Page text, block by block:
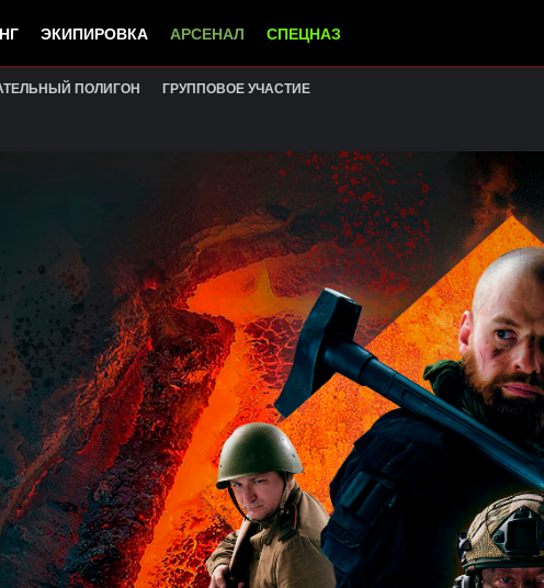
ЭКИПИРОВКА АРСЕНАЛ СПЕЦНАЗ
ПОЛИГОН ГРУППОВОЕ УЧАСТИЕ